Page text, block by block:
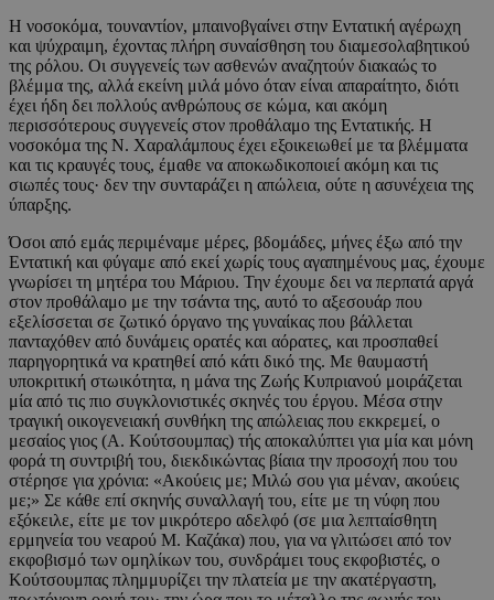
Η νοσοκόμα, τουναντίον, μπαινοβγαίνει στην Εντατική αγέρωχη
και ψύχραιμη, έχοντας πλήρη συναίσθηση του διαμεσολαβητικού
της ρόλου. Οι συγγενείς των ασθενών αναζητούν διακαώς το
βλέμμα της, αλλά εκείνη μιλά μόνο όταν είναι απαραίτητο, διότι
έχει ήδη δει πολλούς ανθρώπους σε κώμα, και ακόμη
περισσότερους συγγενείς στον προθάλαμο της Εντατικής. Η
νοσοκόμα της Ν. Χαραλάμπους έχει εξοικειωθεί με τα βλέμματα
και τις κραυγές τους, έμαθε να αποκωδικοποιεί ακόμη και τις
σιωπές τους· δεν την συνταράζει η απώλεια, ούτε η ασυνέχεια της
ύπαρξης.
Όσοι από εμάς περιμέναμε μέρες, βδομάδες, μήνες έξω από την
Εντατική και φύγαμε από εκεί χωρίς τους αγαπημένους μας, έχουμε
γνωρίσει τη μητέρα του Μάριου. Την έχουμε δει να περπατά αργά
στον προθάλαμο με την τσάντα της, αυτό το αξεσουάρ που
εξελίσσεται σε ζωτικό όργανο της γυναίκας που βάλλεται
πανταχόθεν από δυνάμεις ορατές και αόρατες, και προσπαθεί
παρηγορητικά να κρατηθεί από κάτι δικό της. Με θαυμαστή
υποκριτική στωικότητα, η μάνα της Ζωής Κυπριανού μοιράζεται
μία από τις πιο συγκλονιστικές σκηνές του έργου. Μέσα στην
τραγική οικογενειακή συνθήκη της απώλειας που εκκρεμεί, ο
μεσαίος γιος (Α. Κούτσουμπας) τής αποκαλύπτει για μία και μόνη
φορά τη συντριβή του, διεκδικώντας βίαια την προσοχή που του
στέρησε για χρόνια: «Ακούεις με; Μιλώ σου για μέναν, ακούεις
με;» Σε κάθε επί σκηνής συναλλαγή του, είτε με τη νύφη που
εξόκειλε, είτε με τον μικρότερο αδελφό (σε μια λεπταίσθητη
ερμηνεία του νεαρού Μ. Καζάκα) που, για να γλιτώσει από τον
εκφοβισμό των ομηλίκων του, συνδράμει τους εκφοβιστές, ο
Κούτσουμπας πλημμυρίζει την πλατεία με την ακατέργαστη,